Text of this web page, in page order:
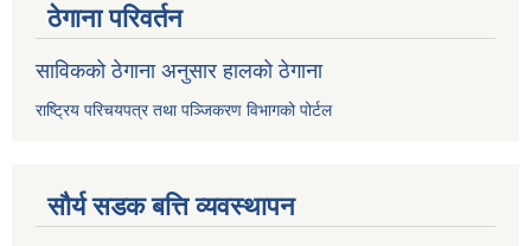
ठेगाना परिवर्तन
साविकको ठेगाना अनुसार हालको ठेगाना
राष्ट्रिय परिचयपत्र तथा पञ्जिकरण विभागको पोर्टल
सौर्य सडक बत्ति व्यवस्थापन